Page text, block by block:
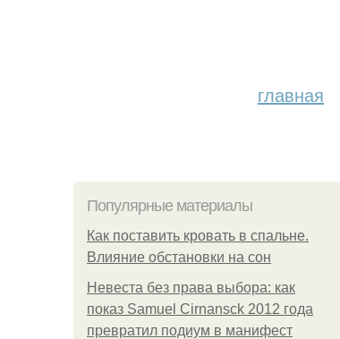
главная
Популярные материалы
Как поставить кровать в спальне.
Влияние обстановки на сон
Невеста без права выбора: как
показ Samuel Cirnansck 2012 года
превратил подиум в манифест